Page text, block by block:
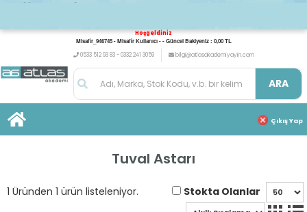
Hoşgeldiniz
Misafir_946745 - Misafir Kullanıcı - - Güncel Bakiyeniz : 0,00 TL
0533 512 93 83 - 0332 241 3059
bilgi@atlasakademiyayin.com
ARA
Çıkış Yap
Tuval Astarı
1 Üründen 1 ürün listeleniyor. Stokta Olanlar